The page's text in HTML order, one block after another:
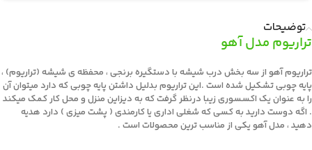
توضیحات
تراریوم مدل آهو
تراریوم آهو از سه بخش درب شیشه با دستگیره برنجی ، محفظه ی شیشه (تراریوم) ،
پایه چوبی تشکیل شده است .این تراریوم بدلیل داشتن پایه چوبی که دارد میتوان آن
را به عنوان یک اکسسوری زیبا درنظر گرفت که به دیزاین منزل و محل کار کمک میکند
. اگه دوست دارید به کسی که شغلی اداری یا کارمندی ( پشت میزی ) دارد هدیه
دهید ، مدل آهو یکی از مناسب ترین محصولات است .